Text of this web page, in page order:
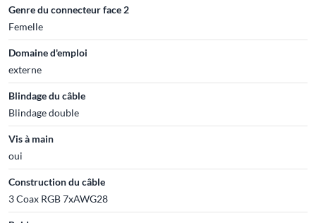
Genre du connecteur face 2
Femelle
Domaine d'emploi
externe
Blindage du câble
Blindage double
Vis à main
oui
Construction du câble
3 Coax RGB 7xAWG28